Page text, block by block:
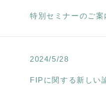
特別セミナーのご案
2024/5/28
FIPに関する新しい